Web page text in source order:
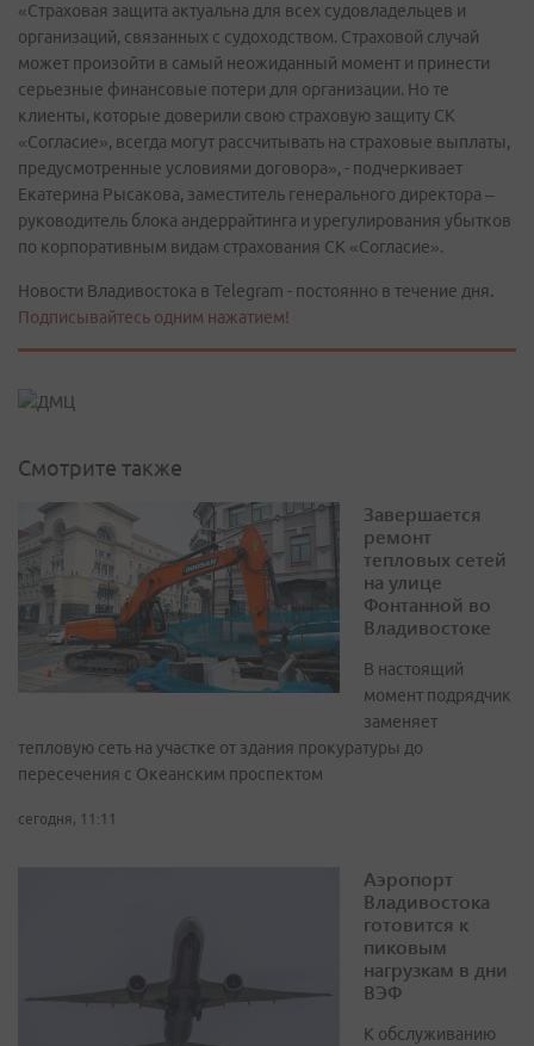
«Страховая защита актуальна для всех судовладельцев и
организаций, связанных с судоходством. Страховой случай
может произойти в самый неожиданный момент и принести
серьезные финансовые потери для организации. Но те
клиенты, которые доверили свою страховую защиту СК
«Согласие», всегда могут рассчитывать на страховые выплаты,
предусмотренные условиями договора», - подчеркивает
Екатерина Рысакова, заместитель генерального директора –
руководитель блока андеррайтинга и урегулирования убытков
по корпоративным видам страхования СК «Согласие».
Новости Владивостока в Telegram - постоянно в течение дня.
Подписывайтесь одним нажатием!
Смотрите также
Завершается
ремонт
тепловых сетей
на улице
Фонтанной во
Владивостоке
В настоящий
момент подрядчик
заменяет
тепловую сеть на участке от здания прокуратуры до
пересечения с Океанским проспектом
сегодня, 11:11
Аэропорт
Владивостока
готовится к
пиковым
нагрузкам в дни
ВЭФ
К обслуживанию